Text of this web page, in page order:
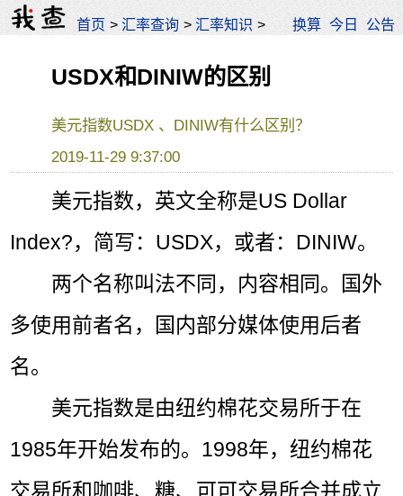
首页 >汇率查询 >汇率知识 > 换算 今日 公告
USDX和DINIW的区别
美元指数USDX 、DINIW有什么区别？
2019-11-29 9:37:00
美元指数，英文全称是US Dollar
Index?，简写：USDX，或者：DINIW。
两个名称叫法不同，内容相同。国外
多使用前者名，国内部分媒体使用后者
名。
美元指数是由纽约棉花交易所于在
1985年开始发布的。1998年，纽约棉花
交易所和咖啡、糖、可可交易所合并成立